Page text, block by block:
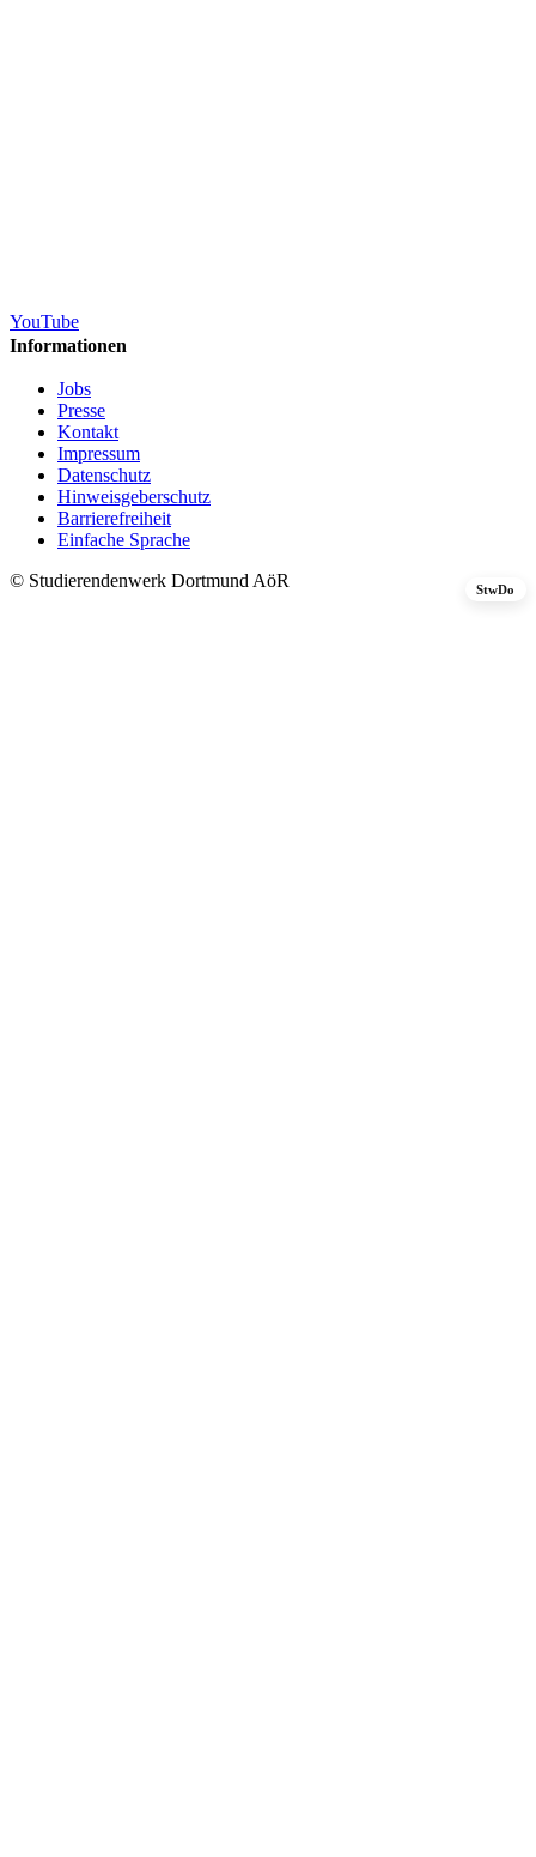
StwDo
YouTube
Informationen
Jobs
Presse
Kontakt
Impressum
Datenschutz
Hinweisgeberschutz
Barrierefreiheit
Einfache Sprache
© Studierendenwerk Dortmund AöR